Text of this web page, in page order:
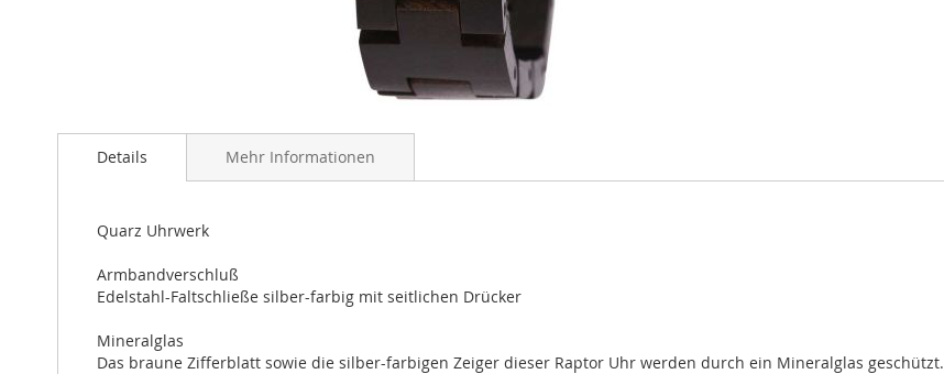
Anfang
Details
Quarz Uhrwerk
Armbandverschluß
Edelstahl-Faltschließe silber-farbig mit seitlichen Drücker
Mineralglas
Das braune Zifferblatt sowie die silber-farbigen Zeiger dieser Raptor Uhr werden durch ein Mineralglas geschützt.
Mehr Informationen